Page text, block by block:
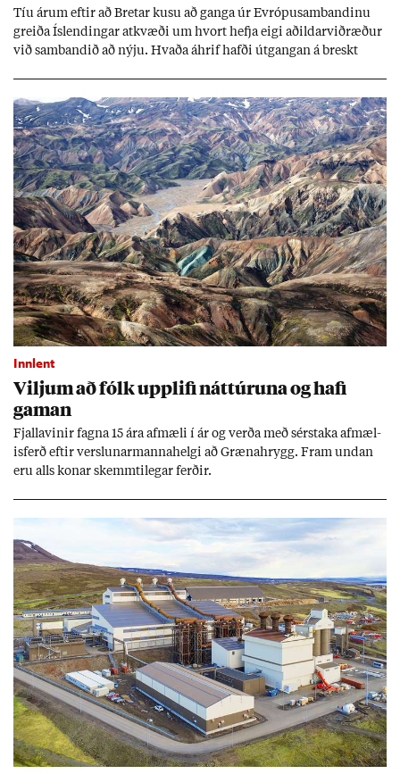
Tíu ár­um eft­ir að Bret­ar kusu að ganga úr Evr­ópu­sam­band­inu
greiða Ís­lend­ing­ar at­kvæði um hvort hefja eigi að­ild­ar­við­ræð­ur
við sam­band­ið að nýju. Hvaða áhrif hafði út­gang­an á breskt
Innlent
Vilj­um að fólk upp­lifi nátt­úr­una og hafi
gam­an
Fjalla­vin­ir fagna 15 ára af­mæli í ár og verða með sér­staka af­mæl­
is­ferð eft­ir versl­un­ar­manna­helgi að Græna­hrygg. Fram und­an
eru alls kon­ar skemmti­leg­ar ferð­ir.